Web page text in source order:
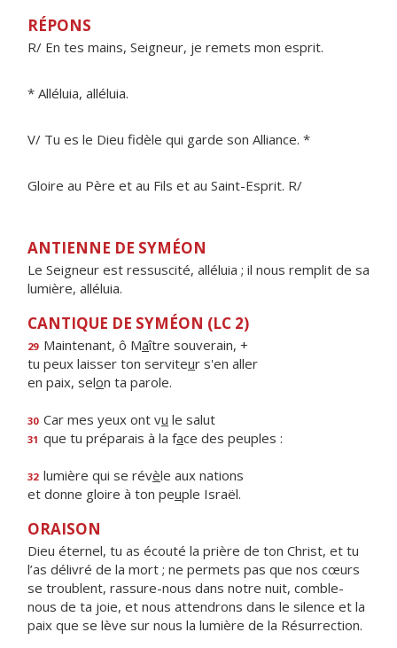
RÉPONS
R/ En tes mains, Seigneur, je remets mon esprit.
* Alléluia, alléluia.
V/ Tu es le Dieu fidèle qui garde son Alliance. *
Gloire au Père et au Fils et au Saint-Esprit. R/
ANTIENNE DE SYMÉON
Le Seigneur est ressuscité, alléluia ; il nous remplit de sa
lumière, alléluia.
CANTIQUE DE SYMÉON (LC 2)
29 Maintenant, ô Maître souverain, +
tu peux laisser ton serviteur s'en aller
en paix, selon ta parole.
30 Car mes yeux ont vu le salut
31 que tu préparais à la face des peuples :
32 lumière qui se révèle aux nations
et donne gloire à ton peuple Israël.
ORAISON
Dieu éternel, tu as écouté la prière de ton Christ, et tu
l’as délivré de la mort ; ne permets pas que nos cœurs
se troublent, rassure-nous dans notre nuit, comble-
nous de ta joie, et nous attendrons dans le silence et la
paix que se lève sur nous la lumière de la Résurrection.